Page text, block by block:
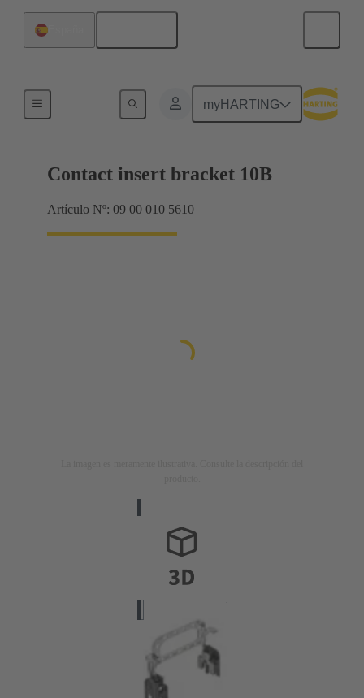
myHARTING
Contact insert bracket 10B
Artículo Nº: 09 00 010 5610